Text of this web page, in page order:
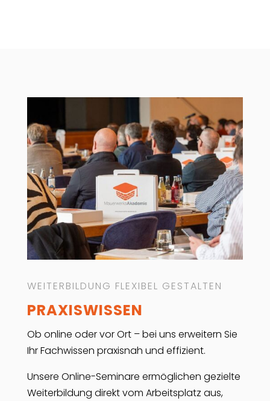
WEITERBILDUNG FLEXIBEL GESTALTEN
PRAXISWISSEN
Ob online oder vor Ort – bei uns erweitern Sie
Ihr Fachwissen praxisnah und effizient.
Unsere Online-Seminare ermöglichen gezielte
Weiterbildung direkt vom Arbeitsplatz aus,